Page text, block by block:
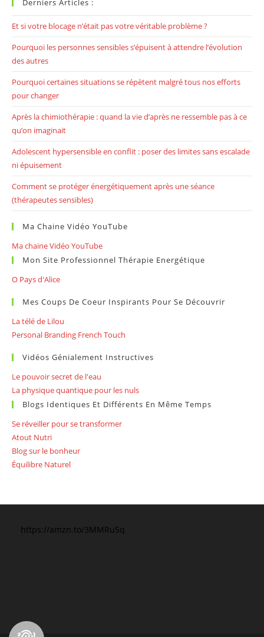
Derniers Articles :
Et si votre blocage n’était pas votre véritable problème ?
Pourquoi les personnes sensibles s’épuisent à attendre l’évolution
des autres
Pourquoi certaines situations se répètent malgré tous nos efforts
pour changer
Après la chimiothérapie : quand la vie d’après ne ressemble pas à ce
qu’on imaginait
Adolescent hypersensible en conflit : poser des limites sans escalade
ni épuisement
Comment se protéger énergétiquement après une séance
(thérapeutes sensibles)
Ma Chaine Vidéo YouTube
Ma chaine Vidéo YouTube
Mon Site Professionnel Thérapie Energétique
O Pays d'Alice
Mes Coups De Coeur Inspirants Pour Se Découvrir
La télé de Lilou
Personal Branding French Touch
Vidéos Génialement Instructives
Le pouvoir secret de l'eau
La physique quantique pour les nuls
Blogs Identiques Et Différents En Même Temps
Se réveiller pour se transformer
Atout Nutri
Blog sur le bonheur
Équilibre Naturel
https://amzn.to/3MMRu5q